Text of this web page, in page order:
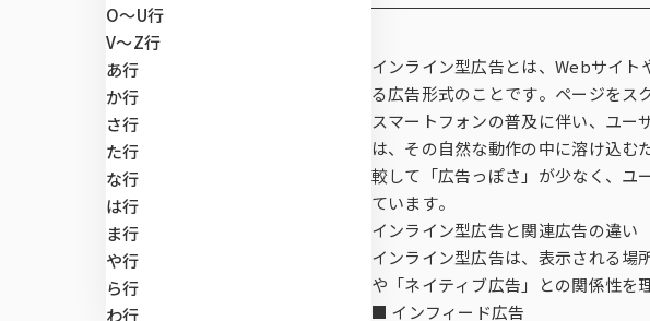
データベース
データ解析・予測
マーケティング支援
マーケティングDX
課題から探す
ート調査）
デプスインタビュー（DI）
郵送調査
Brand Impact Scope®
SRI+®（全国小売店パネル調査）
SLI®（全国女性消費者パネル調査）
位置情報サービス
Global Viewer
マーケティング・ミックス・モデリ
ング
di-SCHOP
テレビCMログ分析
施策実行に関する課題
O〜U行
V～Z行
あ行
か行
さ行
た行
な行
は行
ま行
や行
ら行
わ行
インライン型広告とは、Webサイ
る広告形式のことです。ページをス
スマートフォンの普及に伴い、ユ
は、その自然な動作の中に溶け込
較して「広告っぽさ」が少なく、ユ
ています。
インライン型広告と関連広告の違い
インライン型広告は、表示される場
や「ネイティブ広告」との関係性を
■ インフィード広告